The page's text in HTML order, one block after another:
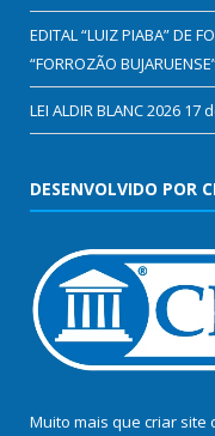
EDITAL “LUIZ PIABA” DE
“FORROZÃO
LEI ALDIR BLANC 2026 17
DESENVOLVIDO POR
Muito mais que criar site